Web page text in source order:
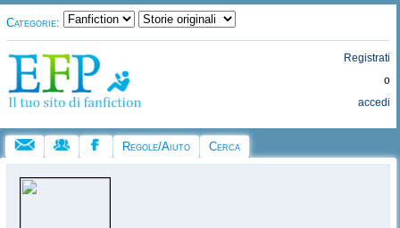
Categorie:
Registrati
o
accedi
Regole/Aiuto Cerca